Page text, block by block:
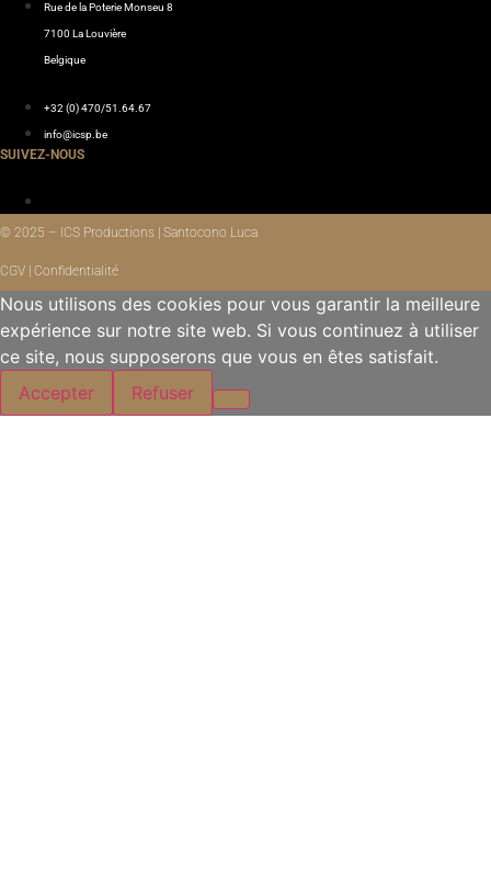
Rue de la Poterie Monseu 8
7100 La Louvière
Belgique
+32 (0) 470/51.64.67
info@icsp.be
SUIVEZ-NOUS
© 2025 – ICS Productions | Santocono Luca
CGV | Confidentialité
Nous utilisons des cookies pour vous garantir la meilleure
expérience sur notre site web. Si vous continuez à utiliser
ce site, nous supposerons que vous en êtes satisfait.
Accepter
Refuser